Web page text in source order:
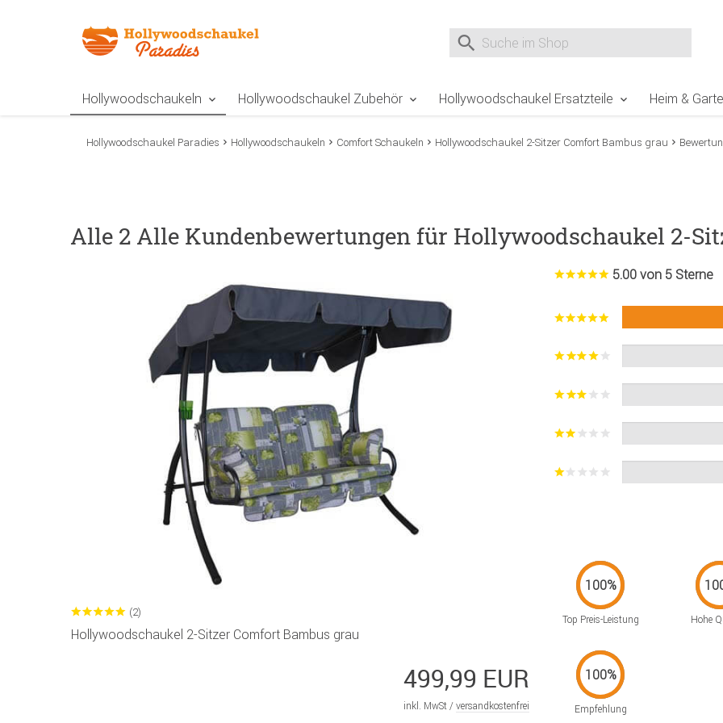
Suche nach
Hollywoodschaukeln Hollywoodschaukel Zubehör Hollywoodschaukel Ersatzteile Heim &
Hollywoodschaukel Paradies Hollywoodschaukeln Comfort Schaukeln Hollywoodschaukel 2-Sitzer Comfort Bambus grau
Alle 2 Alle Kundenbewertungen für Hollywoodschaukel 2-
(2)
Hollywoodschaukel 2-Sitzer Comfort Bambus grau
499,99 EUR
inkl. MwSt / versandkostenfrei
5.00 von 5 Sterne
Top Preis-Leistung Hohe
Empfehlung